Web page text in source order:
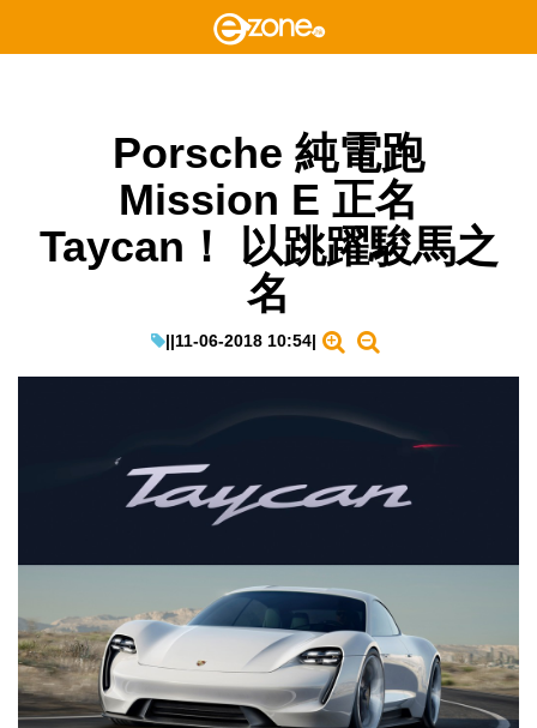
Porsche 純電跑
Mission E 正名
Taycan！ 以跳躍駿馬之
名
||11-06-2018 10:54|